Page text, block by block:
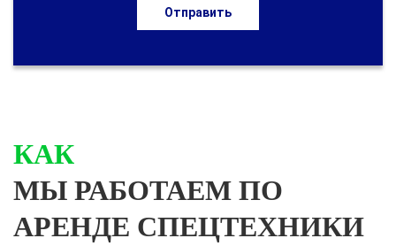
Отправить
КАК
МЫ РАБОТАЕМ ПО
АРЕНДЕ СПЕЦТЕХНИКИ